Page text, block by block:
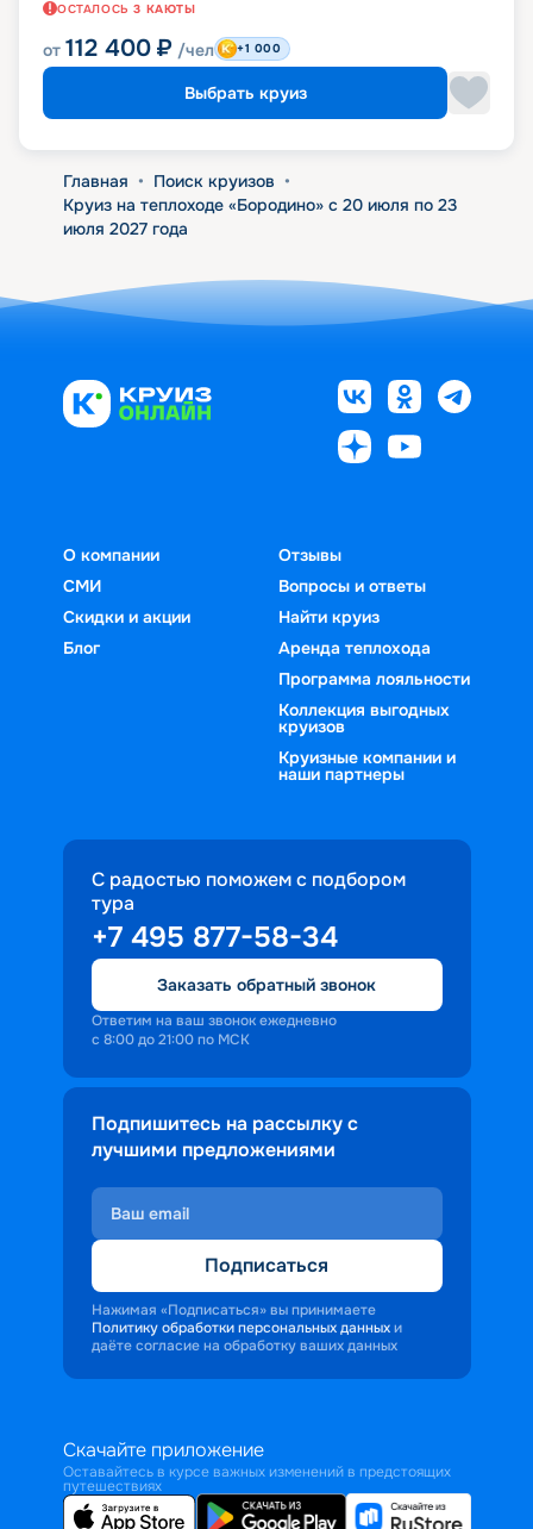
ОСТАЛОСЬ 3 КАЮТЫ
от 112 400 ₽ /чел +1 000
Выбрать круиз
Главная • Поиск круизов •
Круиз на теплоходе «Бородино» с 20 июля по 23
июля 2027 года
О компании
СМИ
Скидки и акции
Блог
Отзывы
Вопросы и ответы
Найти круиз
Аренда теплохода
Программа лояльности
Коллекция выгодных
круизов
Круизные компании и
наши партнеры
С радостью поможем с подбором
тура
+7 495 877-58-34
Заказать обратный звонок
Ответим на ваш звонок ежедневно
с 8:00 до 21:00 по МСК
Подпишитесь на рассылку с
лучшими предложениями
Подписаться
Нажимая «Подписаться» вы принимаете
Политику обработки персональных данных и
даёте согласие на обработку ваших данных
Скачайте приложение
Оставайтесь в курсе важных изменений в предстоящих
путешествиях